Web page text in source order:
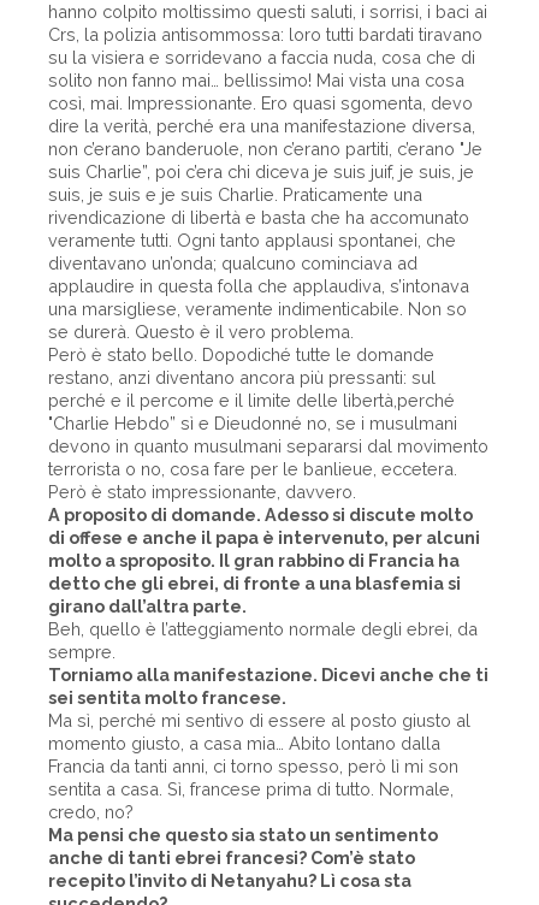
hanno colpito moltissimo questi saluti, i sorrisi, i baci ai
Crs, la polizia antisommossa: loro tutti bardati tiravano
su la visiera e sorridevano a faccia nuda, cosa che di
solito non fanno mai… bellissimo! Mai vista una cosa
così, mai. Impressionante. Ero quasi sgomenta, devo
dire la verità, perché era una manifestazione diversa,
non c’erano banderuole, non c’erano partiti, c’erano "Je
suis Charlie”, poi c’era chi diceva je suis juif, je suis, je
suis, je suis e je suis Charlie. Praticamente una
rivendicazione di libertà e basta che ha accomunato
veramente tutti. Ogni tanto applausi spontanei, che
diventavano un’onda; qualcuno cominciava ad
applaudire in questa folla che applaudiva, s’intonava
una marsigliese, veramente indimenticabile. Non so
se durerà. Questo è il vero problema.
Però è stato bello. Dopodiché tutte le domande
restano, anzi diventano ancora più pressanti: sul
perché e il percome e il limite delle libertà,perché
"Charlie Hebdo” sì e Dieudonné no, se i musulmani
devono in quanto musulmani separarsi dal movimento
terrorista o no, cosa fare per le banlieue, eccetera.
Però è stato impressionante, davvero.
A proposito di domande. Adesso si discute molto
di offese e anche il papa è intervenuto, per alcuni
molto a sproposito. Il gran rabbino di Francia ha
detto che gli ebrei, di fronte a una blasfemia si
girano dall’altra parte.
Beh, quello è l’atteggiamento normale degli ebrei, da
sempre.
Torniamo alla manifestazione. Dicevi anche che ti
sei sentita molto francese.
Ma sì, perché mi sentivo di essere al posto giusto al
momento giusto, a casa mia… Abito lontano dalla
Francia da tanti anni, ci torno spesso, però lì mi son
sentita a casa. Sì, francese prima di tutto. Normale,
credo, no?
Ma pensi che questo sia stato un sentimento
anche di tanti ebrei francesi? Com’è stato
recepito l’invito di Netanyahu? Lì cosa sta